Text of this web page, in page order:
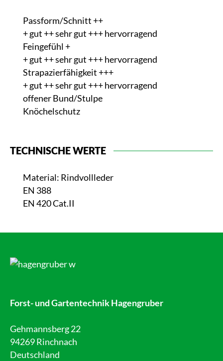
Passform/Schnitt ++
+ gut ++ sehr gut +++ hervorragend
Feingefühl +
+ gut ++ sehr gut +++ hervorragend
Strapazierfähigkeit +++
+ gut ++ sehr gut +++ hervorragend
offener Bund/Stulpe
Knöchelschutz
TECHNISCHE WERTE
Material: Rindvollleder
EN 388
EN 420 Cat.II
Forst- und Gartentechnik Hagengruber
Gehmannsberg 22
94269 Rinchnach
Deutschland